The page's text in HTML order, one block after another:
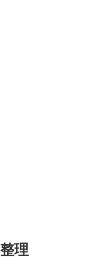
理